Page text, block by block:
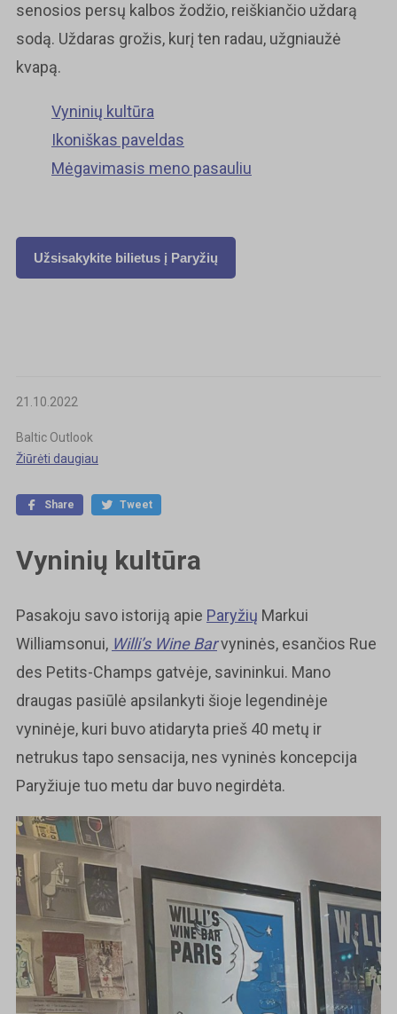
senosios persų kalbos žodžio, reiškiančio uždarą
sodą. Uždaras grožis, kurį ten radau, užgniaužė
kvapą.
Vyninių kultūra
Ikoniškas paveldas
Mėgavimasis meno pasauliu
Užsisakykite bilietus į Paryžių
21.10.2022
Baltic Outlook
Žiūrėti daugiau
Share Tweet
Vyninių kultūra
Pasakoju savo istoriją apie Paryžių Markui
Williamsonui, Willi’s Wine Barvyninės, esančios Rue
des Petits-Champs gatvėje, savininkui. Mano
draugas pasiūlė apsilankyti šioje legendinėje
vyninėje, kuri buvo atidaryta prieš 40 metų ir
netrukus tapo sensacija, nes vyninės koncepcija
Paryžiuje tuo metu dar buvo negirdėta.